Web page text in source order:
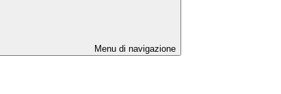
Menu di navigazione